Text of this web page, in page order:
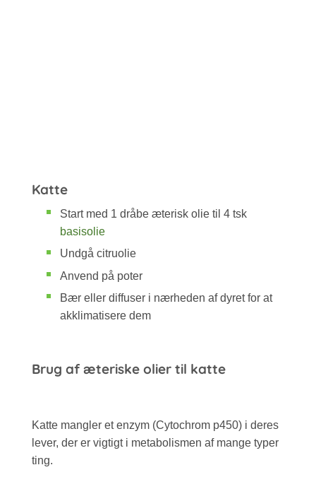
Katte
Start med 1 dråbe æterisk olie til 4 tsk
basisolie
Undgå citruolie
Anvend på poter
Bær eller diffuser i nærheden af dyret for at
akklimatisere dem
Brug af æteriske olier til katte
Katte mangler et enzym (Cytochrom p450) i deres
lever, der er vigtigt i metabolismen af mange typer
ting.